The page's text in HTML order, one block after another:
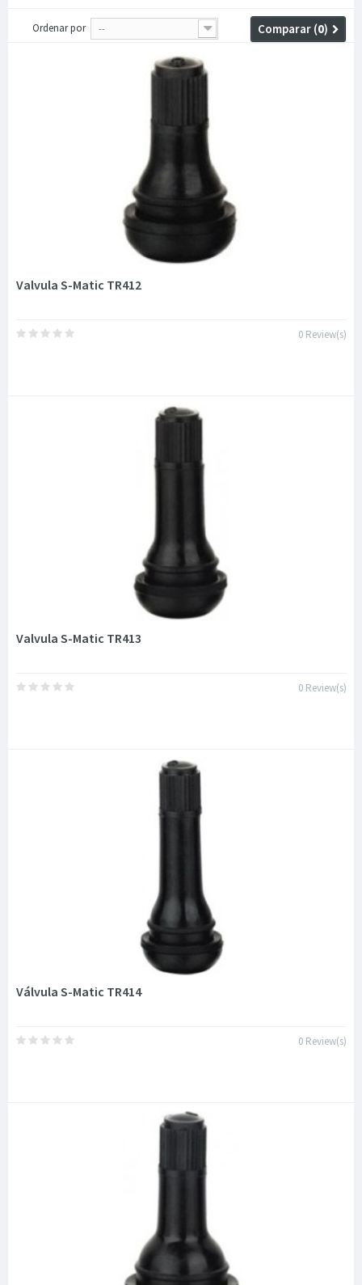
Ordenar por -- Comparar (0)
Valvula S-Matic TR412
0 Review(s)
Valvula S-Matic TR413
0 Review(s)
Válvula S-Matic TR414
0 Review(s)